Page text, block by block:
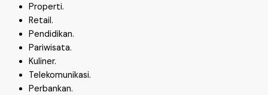
Properti.
Retail.
Pendidikan.
Pariwisata.
Kuliner.
Telekomunikasi.
Perbankan.